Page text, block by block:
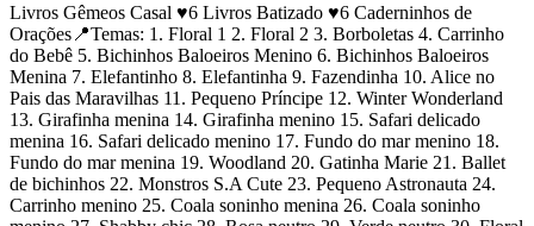
Livros Gêmeos Casal ♥️6 Livros Batizado ♥️6 Caderninhos de
Orações📍Temas: 1. Floral 1 2. Floral 2 3. Borboletas 4. Carrinho
do Bebê 5. Bichinhos Baloeiros Menino 6. Bichinhos Baloeiros
Menina 7. Elefantinho 8. Elefantinha 9. Fazendinha 10. Alice no
Pais das Maravilhas 11. Pequeno Príncipe 12. Winter Wonderland
13. Girafinha menina 14. Girafinha menino 15. Safari delicado
menina 16. Safari delicado menino 17. Fundo do mar menino 18.
Fundo do mar menina 19. Woodland 20. Gatinha Marie 21. Ballet
de bichinhos 22. Monstros S.A Cute 23. Pequeno Astronauta 24.
Carrinho menino 25. Coala soninho menina 26. Coala soninho